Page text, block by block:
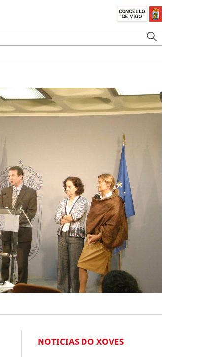
NOTICIAS DO XOVES